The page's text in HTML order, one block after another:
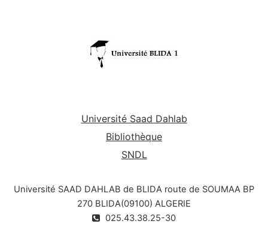
Université Saad Dahlab
Bibliothèque
SNDL
Université SAAD DAHLAB de BLIDA route de SOUMAA BP
270 BLIDA(09100) ALGERIE
025.43.38.25-30